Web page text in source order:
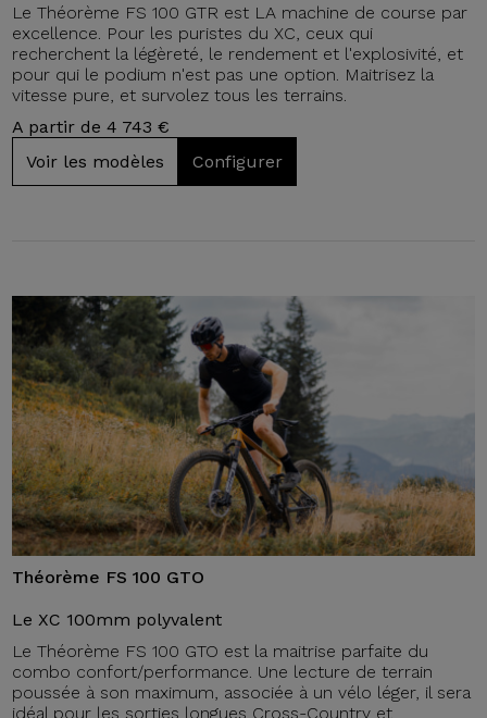
Le Théorème FS 100 GTR est LA machine de course par
excellence. Pour les puristes du XC, ceux qui
recherchent la légèreté, le rendement et l'explosivité, et
pour qui le podium n'est pas une option. Maitrisez la
vitesse pure, et survolez tous les terrains.
A partir de 4 743 €
Voir les modèles
Configurer
Théorème FS 100 GTO
Le XC 100mm polyvalent
Le Théorème FS 100 GTO est la maitrise parfaite du
combo confort/performance. Une lecture de terrain
poussée à son maximum, associée à un vélo léger, il sera
idéal pour les sorties longues Cross-Country et